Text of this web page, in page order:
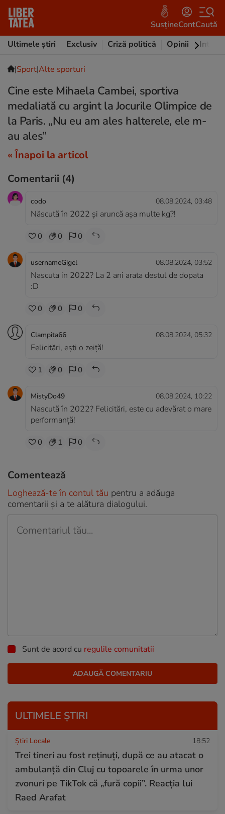
SusțineContCaută
Ultimele știri
Exclusiv Criză politică Opinii
|Sport|Alte sporturi
Cine este Mihaela Cambei, sportiva
medaliată cu argint la Jocurile Olimpice de
la Paris. „Nu eu am ales halterele, ele m-
au ales”
« Înapoi la articol
Comentarii (4)
codo 08.08.2024, 03:48
Născută în 2022 și aruncă așa multe kg?!
0 0 0
usernameGigel 08.08.2024, 03:52
Nascuta in 2022? La 2 ani arata destul de dopata
:D
0 0 0
Clampita66 08.08.2024, 05:32
Felicitări, ești o zeiță!
1 0 0
MistyDo49 08.08.2024, 10:22
Nascută în 2022? Felicitări, este cu adevărat o mare
performanță!
0 1 0
Comentează
Loghează-te în contul tău pentru a adăuga
comentarii și a te alătura dialogului.
Sunt de acord cu regulile comunitatii
ULTIMELE ȘTIRI
Știri Locale 18:52
Trei tineri au fost reținuți, după ce au atacat o
ambulanță din Cluj cu topoarele în urma unor
zvonuri pe TikTok că „fură copii”. Reacția lui
Raed Arafat